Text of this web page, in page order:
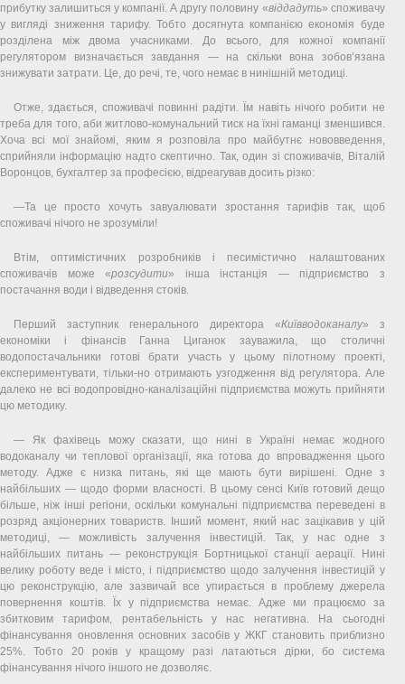
прибутку залишиться у компанії. А другу половину «віддадуть» споживачу
у вигляді зниження тарифу. Тобто досягнута компанією економія буде
розділена між двома учасниками. До всього, для кожної компанії
регулятором визначається завдання — на скільки вона зобов’язана
знижувати затрати. Це, до речі, те, чого немає в нинішній методиці.
Отже, здається, споживачі повинні радіти. Їм навіть нічого робити не
треба для того, аби житлово-комунальний тиск на їхні гаманці зменшився.
Хоча всі мої знайомі, яким я розповіла про майбутнє нововведення,
сприйняли інформацію надто скептично. Так, один зі споживачів, Віталій
Воронцов, бухгалтер за професією, відреагував досить різко:
—Та це просто хочуть завуалювати зростання тарифів так, щоб
споживачі нічого не зрозуміли!
Втім, оптимістичних розробників і песимістично налаштованих
споживачів може «розсудити» інша інстанція — підприємство з
постачання води і відведення стоків.
Перший заступник генерального директора «Київводоканалу» з
економіки і фінансів Ганна Циганок зауважила, що столичні
водопостачальники готові брати участь у цьому пілотному проекті,
експериментувати, тільки-но отримають узгодження від регулятора. Але
далеко не всі водопровідно-каналізаційні підприємства можуть прийняти
цю методику.
— Як фахівець можу сказати, що нині в Україні немає жодного
водоканалу чи теплової організації, яка готова до впровадження цього
методу. Адже є низка питань, які ще мають бути вирішені. Одне з
найбільших — щодо форми власності. В цьому сенсі Київ готовий дещо
більше, ніж інші регіони, оскільки комунальні підприємства переведені в
розряд акціонерних товариств. Інший момент, який нас зацікавив у цій
методиці, — можливість залучення інвестицій. Так, у нас одне з
найбільших питань — реконструкція Бортницької станції аерації. Нині
велику роботу веде і місто, і підприємство щодо залучення інвестицій у
цю реконструкцію, але зазвичай все упирається в проблему джерела
повернення коштів. Їх у підприємства немає. Адже ми працюємо за
збитковим тарифом, рентабельність у нас негативна. На сьогодні
фінансування оновлення основних засобів у ЖКГ становить приблизно
25%. Тобто 20 років у кращому разі латаються дірки, бо система
фінансування нічого іншого не дозволяє.